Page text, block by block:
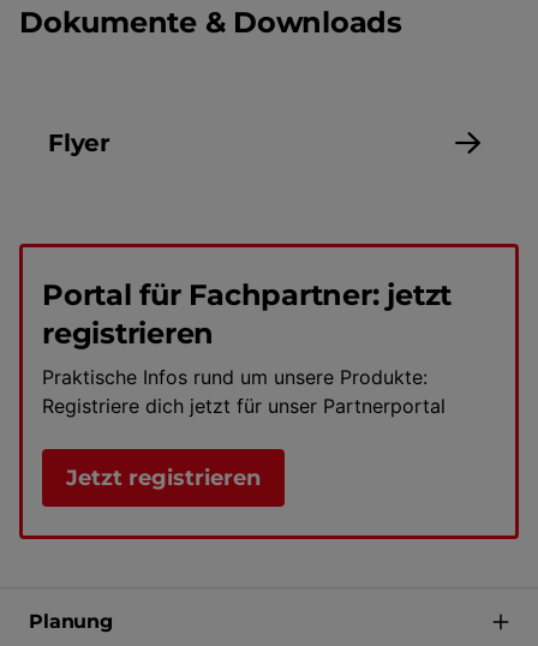
Dokumente & Downloads
Flyer
Portal für Fachpartner: jetzt
registrieren
Praktische Infos rund um unsere Produkte:
Registriere dich jetzt für unser Partnerportal
Jetzt registrieren
Planung